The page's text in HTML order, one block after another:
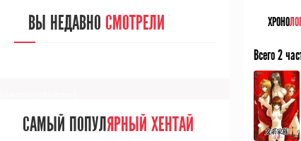
ХРОНО
Всего 2
ВЫ НЕДАВНО СМОТРЕЛИ
САМЫЙ ПОПУЛЯРНЫЙ ХЕНТАЙ